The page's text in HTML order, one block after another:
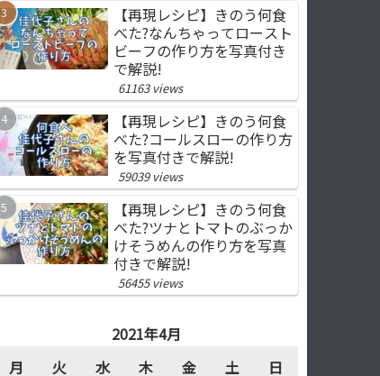
【再現レシピ】きのう何食
べた?なんちゃってロースト
ビーフの作り方を写真付き
で解説!
61163 views
【再現レシピ】きのう何食
べた?コールスローの作り方
を写真付きで解説!
59039 views
【再現レシピ】きのう何食
べた?ツナとトマトのぶっか
けそうめんの作り方を写真
付きで解説!
56455 views
2021年4月
月
火 水 木 金 土 日